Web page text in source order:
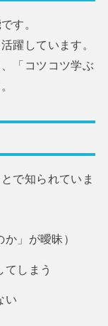
です。
躍しています。
「コツコツ学ぶ
で知られていま
」が曖昧）
てしまう
い